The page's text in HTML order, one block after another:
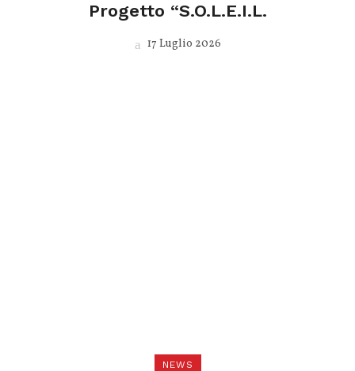
Progetto “S.O.L.E.I.L.
17 Luglio 2026
NEWS